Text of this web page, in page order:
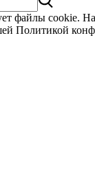
файлы cookie.
Политикой